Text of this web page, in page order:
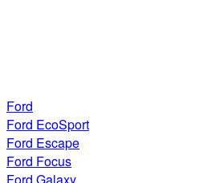
Ford
Ford EcoSport
Ford Escape
Ford Focus